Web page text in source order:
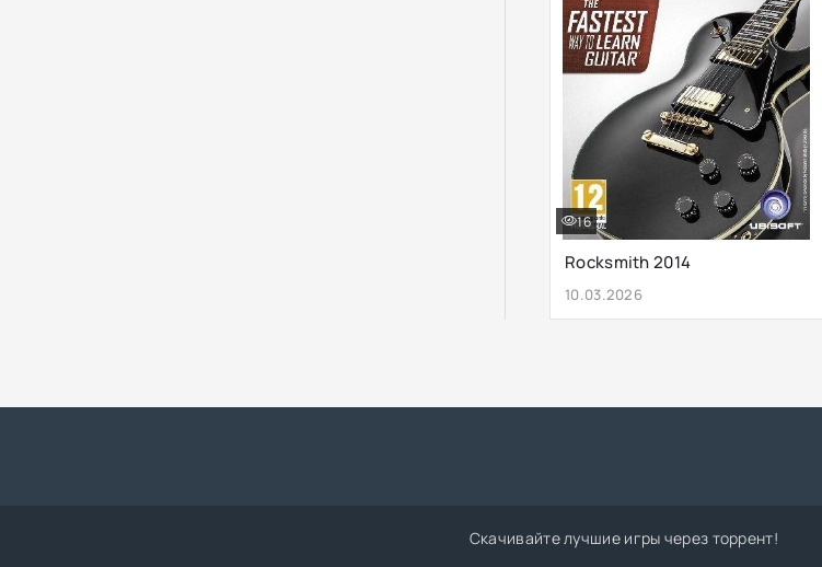
Rocksmith 2014
10.03.2026
16
Скачивайте лучшие игры через торрент!